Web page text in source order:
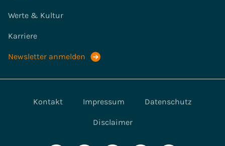
Werte & Kultur
Karriere
Newsletter anmelden
Kontakt Impressum Datenschutz
Disclaimer